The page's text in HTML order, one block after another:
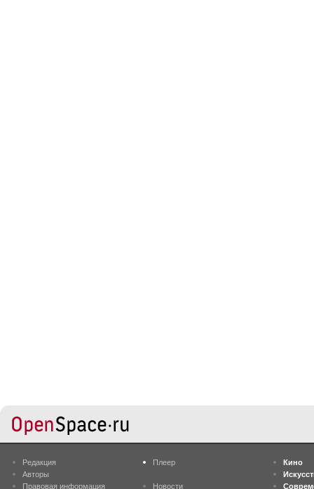
Редакция
Авторы
Правовая информация
Плеер
Новости
Кино